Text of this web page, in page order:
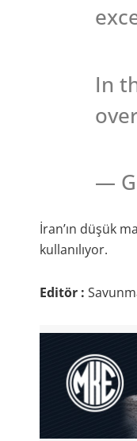
In
İran’ın düşük
kullanılıyor.
Editör :